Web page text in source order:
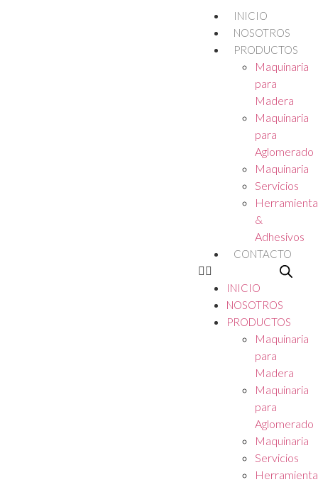
INICIO
NOSOTROS
PRODUCTOS
Maquinaria
para
Madera
Maquinaria
para
Aglomerado
Maquinaria
Servicios
&
Adhesivos
CONTACTO
INICIO
NOSOTROS
PRODUCTOS
Maquinaria
para
Madera
Maquinaria
para
Aglomerado
Maquinaria
Servicios